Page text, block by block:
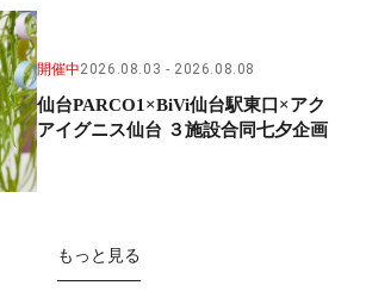
開催中2026.08.03 2026.08.08
仙台PARCO1×BiVi仙台駅東口×アク
アイグニス仙台 ３施設合同七夕企画
もっと見る